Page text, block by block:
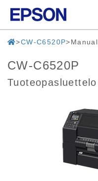
CW-C6520P Manual
CW-C6520P
Tuoteopasluettelo